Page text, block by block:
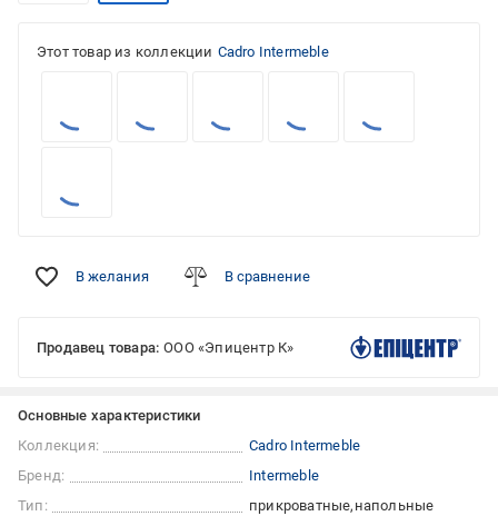
Этот товар из коллекции Cadro Intermeble
В желания В сравнение
Продавец товара: ООО «Эпицентр К»
Основные характеристики
Коллекция:
Cadro Intermeble
Бренд:
Intermeble
Тип:
прикроватные напольные